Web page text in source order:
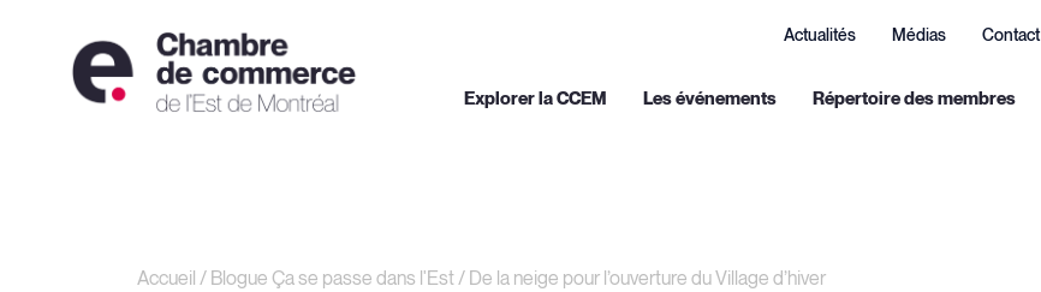
Actualités Médias Contact
Explorer la CCEM Les événements Répertoire des membres
Accueil / Blogue Ça se passe dans l'Est/ De la neige pour l’ouverture du Village d’hiver